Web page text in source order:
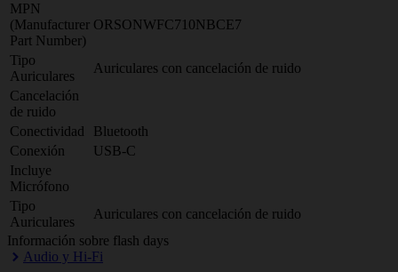
MPN
(Manufacturer
Part Number)
ORSONWFC710NBCE7
Tipo
Auriculares
Auriculares con cancelación de ruido
Cancelación
de ruido
Conectividad
Bluetooth
Conexión
USB-C
Incluye
Micrófono
Tipo
Auriculares
Auriculares con cancelación de ruido
Información sobre flash days
Audio y Hi-Fi